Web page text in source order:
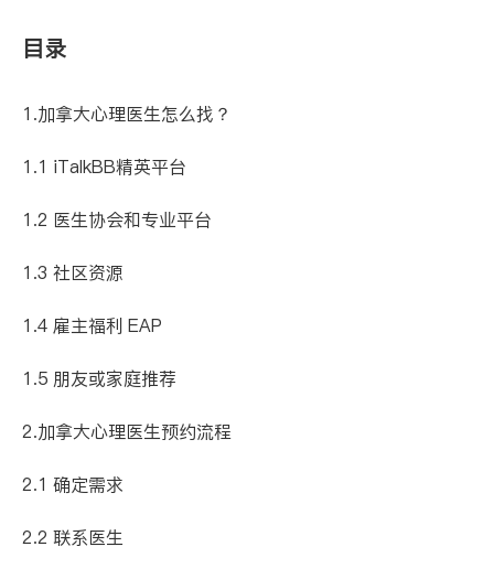
目录
1.加拿大心理医生怎么找？
1.1 iTalkBB精英平台
1.2 医生协会和专业平台
1.3 社区资源
1.4 雇主福利 EAP
1.5 朋友或家庭推荐
2.加拿大心理医生预约流程
2.1 确定需求
2.2 联系医生